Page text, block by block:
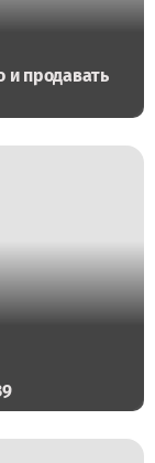
и продавать